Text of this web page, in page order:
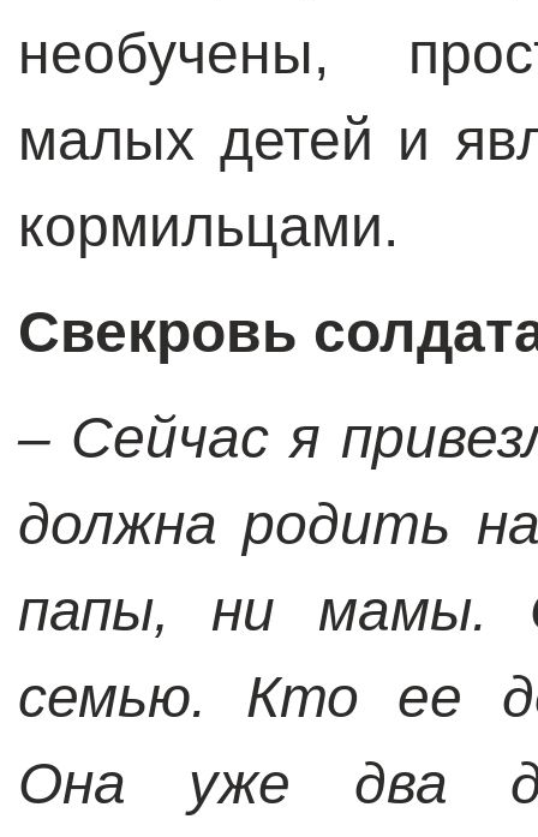
необучены,
малых детей и
кормильцами.
Свекровь
– Сейчас я
должна родить
папы, ни мамы.
семью. Кто ее
Она уже два